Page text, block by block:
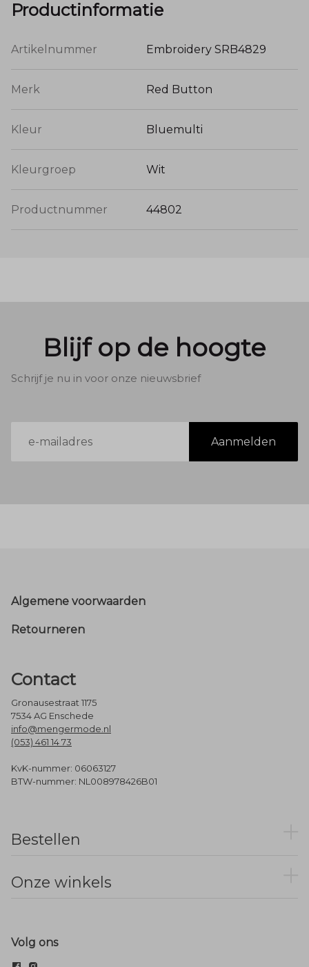
Productinformatie
Artikelnummer Embroidery SRB4829
Merk Red Button
Kleur Bluemulti
Kleurgroep Wit
Productnummer 44802
Blijf op de hoogte
Schrijf je nu in voor onze nieuwsbrief
mailadres
Aanmelden
Footer
Algemene voorwaarden
Retourneren
Contact
Gronausestraat 1175
7534 AG Enschede
info@mengermode.nl
(053) 461 14 73
KvK-nummer: 06063127
BTW-nummer: NL008978426B01
Bestellen
Onze winkels
Volg ons